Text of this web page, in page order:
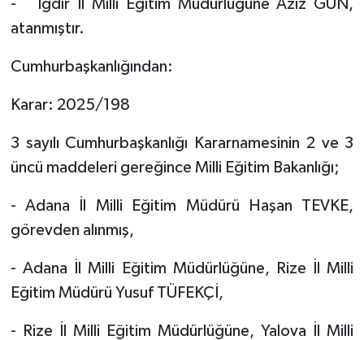
- İğdır İl Milli Eğitim Müdürlüğüne Aziz GÜN,
atanmıştır.
Cumhurbaşkanlığından:
Karar: 2025/198
3 sayılı Cumhurbaşkanlığı Kararnamesinin 2 ve 3
üncü maddeleri gereğince Milli Eğitim Bakanlığı;
- Adana İl Milli Eğitim Müdürü Haşan TEVKE,
görevden alınmış,
- Adana İl Milli Eğitim Müdürlüğüne, Rize İl Milli
Eğitim Müdürü Yusuf TÜFEKÇİ,
- Rize İl Milli Eğitim Müdürlüğüne, Yalova İl Milli